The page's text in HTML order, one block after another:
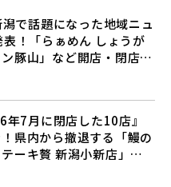
で話題になった地域ニュ
！「らぁめん しょうが
豚山」など開店・閉店の
グでご紹介♪
年7月に閉店した10店』
県内から撤退する「鰻の
ーキ贅 新潟小新店」が